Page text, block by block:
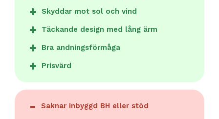
Skyddar mot sol och vind
Täckande design med lång ärm
Bra andningsförmåga
Prisvärd
Saknar inbyggd BH eller stöd